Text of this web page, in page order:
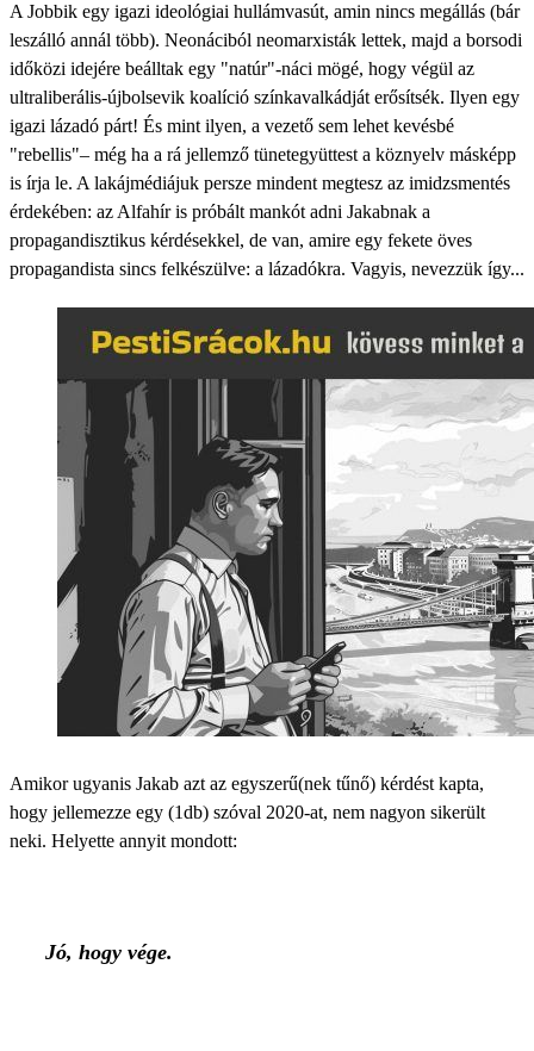
A Jobbik egy igazi ideológiai hullámvasút, amin nincs megállás (bár
leszálló annál több). Neonáciból neomarxisták lettek, majd a borsodi
időközi idejére beálltak egy "natúr"-náci mögé, hogy végül az
ultraliberális-újbolsevik koalíció színkavalkádját erősítsék. Ilyen egy
igazi lázadó párt! És mint ilyen, a vezető sem lehet kevésbé
"rebellis"– még ha a rá jellemző tünetegyüttest a köznyelv másképp
is írja le. A lakájmédiájuk persze mindent megtesz az imidzsmentés
érdekében: az Alfahír is próbált mankót adni Jakabnak a
propagandisztikus kérdésekkel, de van, amire egy fekete öves
propagandista sincs felkészülve: a lázadókra. Vagyis, nevezzük így...
Amikor ugyanis Jakab azt az egyszerű(nek tűnő) kérdést kapta,
hogy jellemezze egy (1db) szóval 2020-at, nem nagyon sikerült
neki. Helyette annyit mondott:
Jó, hogy vége.